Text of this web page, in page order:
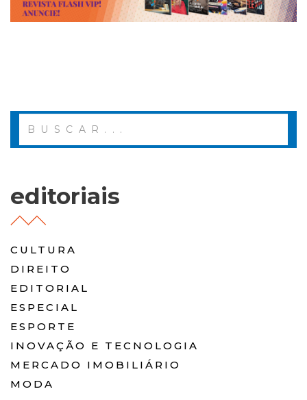
editoriais
CULTURA
DIREITO
EDITORIAL
ESPECIAL
ESPORTE
INOVAÇÃO E TECNOLOGIA
MERCADO IMOBILIÁRIO
MODA